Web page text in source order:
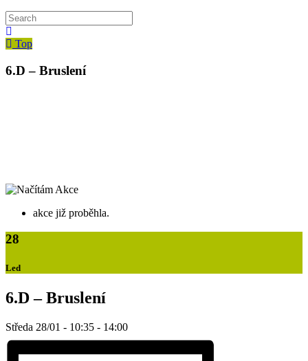
Top
6.D – Bruslení
akce již proběhla.
28
Led
6.D – Bruslení
Středa 28/01 - 10:35 - 14:00